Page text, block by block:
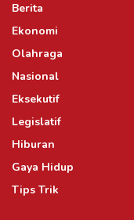
Berita
Ekonomi
Olahraga
Nasional
Eksekutif
Legislatif
Hiburan
Gaya Hidup
Tips Trik